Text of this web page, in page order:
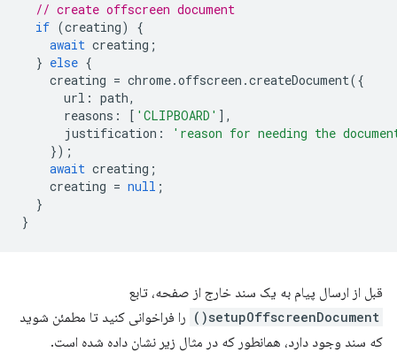
// create offscreen document
if (creating)
{
await creating ;
} else {
creating = chrome.offscreen .createDocument({
url : path,
reasons : [ 'CLIPBOARD' ],
justification :
'reason for needing the
});
await creating ;
creating = null ;
}
}
قبل از ارسال پیام به یک سند خارج از صفحه، تابع
setupOffscreenDocument()
را فراخوانی کنید تا مطمئن شوید
که سند وجود دارد، همانطور که در مثال زیر نشان داده شده است.